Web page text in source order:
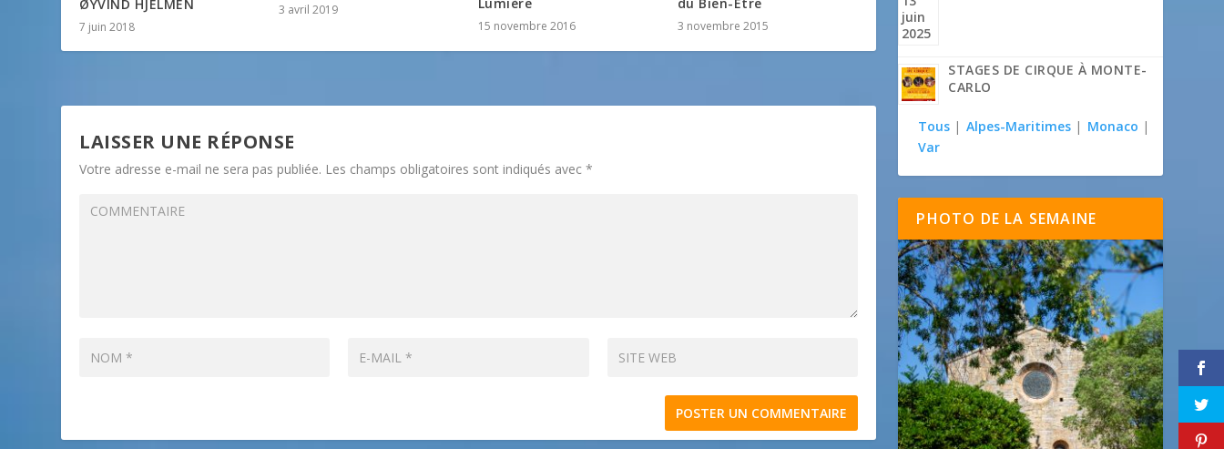
ØYVIND HJELMEN
7 juin 2018
3 avril 2019
15 novembre 2016 3 novembre 2015
LAISSER UNE RÉPONSE
Votre adresse e-mail ne sera pas publiée. Les champs obligatoires sont indiqués avec*
STAGES DE CIRQUE À MONTE-
CARLO
Tous | Alpes-Maritimes | Monaco |
Var
PHOTO DE LA SEMAINE